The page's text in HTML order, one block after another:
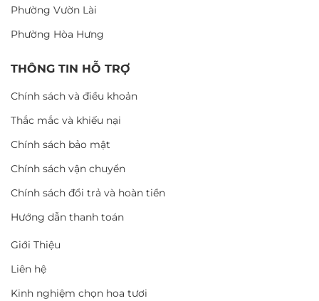
Phường Vườn Lài
Phường Hòa Hưng
THÔNG TIN HỖ TRỢ
Chính sách và điều khoản
Thắc mắc và khiếu nại
Chính sách bảo mật
Chính sách vận chuyển
Chính sách đổi trả và hoàn tiền
Hướng dẫn thanh toán
Giới Thiệu
Liên hệ
Kinh nghiệm chọn hoa tươi